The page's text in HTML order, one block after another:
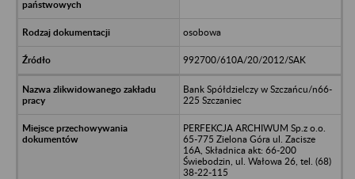
osobowa
992700/610A/20/2012/SAK
Bank Spółdzielczy w Szczańcu/n66-
225 Szczaniec
PERFEKCJA ARCHIWUM Sp.z o.o.
65-775 Zielona Góra ul. Zacisze
16A, Składnica akt: 66-200
Świebodzin, ul. Wałowa 26, tel. (68)
38-22-115